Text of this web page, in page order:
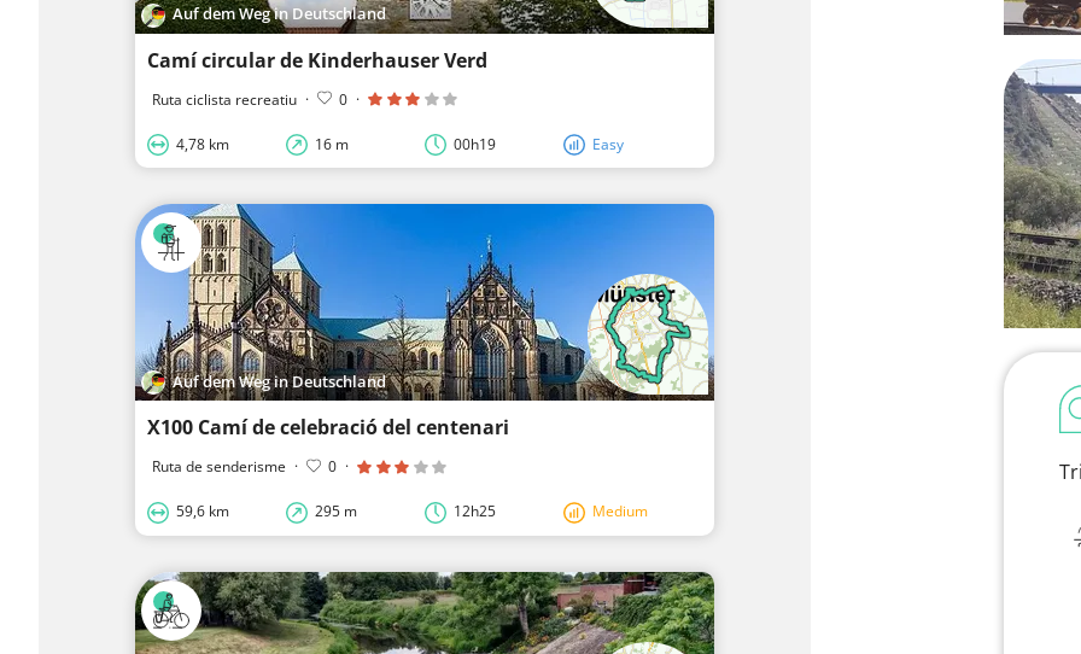
Auf dem Weg in Deutschland
Camí circular de Kinderhauser Verd
Ruta ciclista recreatiu · 0 ·
4,78 km 16 m 00h19 Easy
Auf dem Weg in Deutschland
X100 Camí de celebració del centenari
Ruta de senderisme · 0 ·
59,6 km 295 m 12h25 Medium